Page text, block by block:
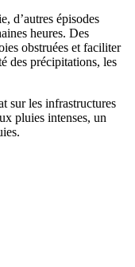
d’autres épisodes
heures. Des
obstruées et faciliter
des précipitations, les
sur les infrastructures
pluies intenses, un